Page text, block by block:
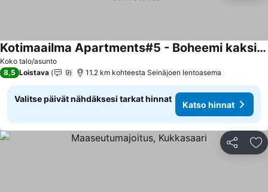
Koko talo/asunto
Kotimaailma Apartments#5 - Boheemi kaksio keskustassa
8,5 Loistava 9 11.2 km kohteesta Seinäjoen lentoasema
Valitse päivät nähdäksesi tarkat hinnat
Katso hinnat
Jaa